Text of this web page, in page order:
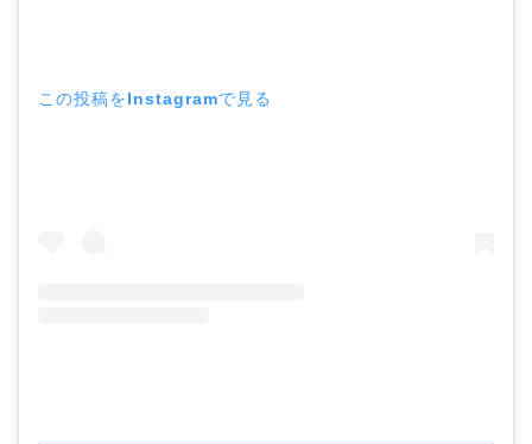
この投稿をInstagramで見る